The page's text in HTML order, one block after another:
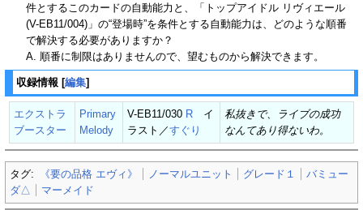
件とするこのカードの自動能力と、「トップアイドル リヴィエール
(V-EB11/004)」の“登場時”を条件とする自動能力は、どのような順番
で解決する必要がありますか？
A. 順番に制限はありませんので、望むものから解決できます。
収録情報 [編集]
エクストラ
ブースター
Primary
Melody
V-EB11/030 R イ
ラスト／すぐり
私抜きで、ライブの成功
なんてあり得ないわ。
タグ: 《要の品格 エヴィ》 ノーマルユニット グレード１
バミュー
ダ△
マーメイド